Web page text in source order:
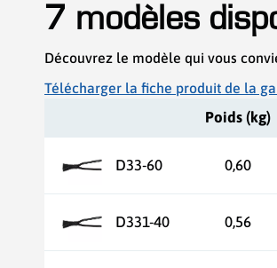
7 modèles
Découvrez le modèle qui vous
Télécharger la fiche produit de la
Poids (kg)
D33-60 0,60
D331-40 0,56